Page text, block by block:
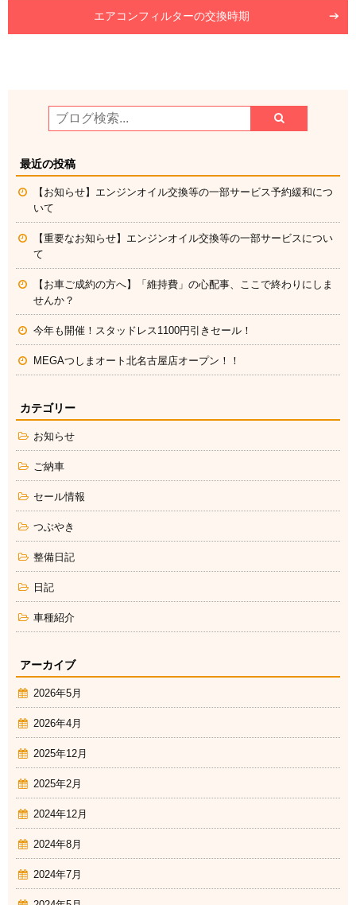
エアコンフィルターの交換時期
最近の投稿
【お知らせ】エンジンオイル交換等の一部サービス予約緩和につ
いて
【重要なお知らせ】エンジンオイル交換等の一部サービスについ
て
【お車ご成約の方へ】「維持費」の心配事、ここで終わりにしま
せんか？
今年も開催！スタッドレス1100円引きセール！
MEGAつしまオート北名古屋店オープン！！
カテゴリー
お知らせ
ご納車
セール情報
つぶやき
整備日記
日記
車種紹介
アーカイブ
2026年5月
2026年4月
2025年12月
2025年2月
2024年12月
2024年8月
2024年7月